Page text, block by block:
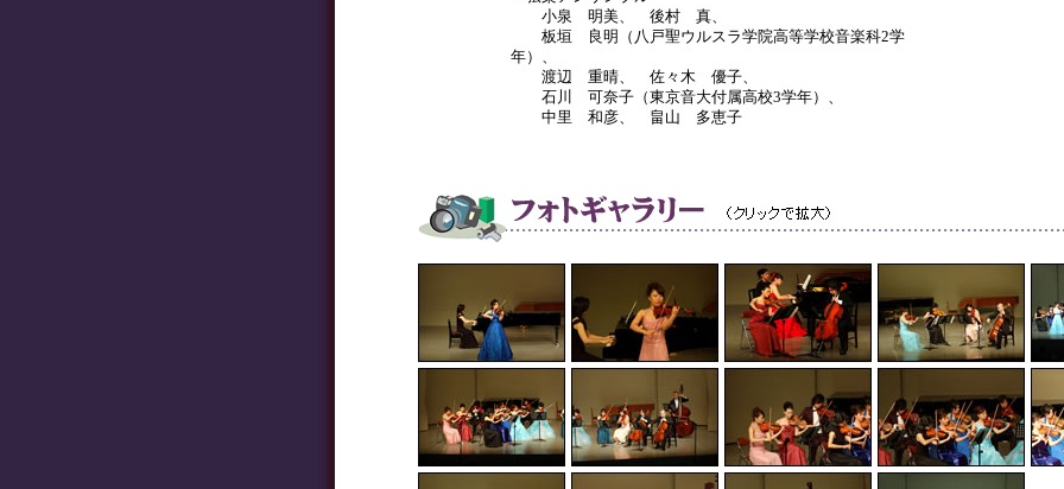
小泉 明美、 後村 真、
板垣 良明（八戸聖ウルスラ学院高等学校音楽科2学
年）、
渡辺 重晴、 佐々木 優子、
石川 可奈子（東京音大付属高校3学年）、
中里 和彦、 畠山 多恵子